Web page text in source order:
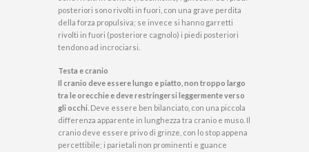
posteriori sono rivolti in fuori, con una grave perdita
della forza propulsiva; se invece si hanno garretti
rivolti in fuori (posteriore cagnolo) i piedi posteriori
tendono ad incrociarsi.
Testa e cranio
Il cranio deve essere lungo e piatto, non troppo largo
tra le orecchie e deve restringersi leggermente verso
gli occhi . Deve essere ben bilanciato, con una piccola
differenza apparente in lunghezza tra cranio e muso. Il
cranio deve essere privo di grinze, con lo stop appena
percettibile; i parietali non prominenti e guance